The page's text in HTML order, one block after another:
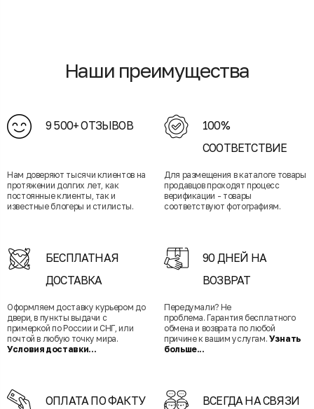
Наши преимущества
9 500+ ОТЗЫВОВ
Нам доверяют тысячи клиентов на
протяжении долгих лет, как
постоянные клиенты, так и
известные блогеры и стилисты.
100%
СООТВЕТСТВИЕ
Для размещения в каталоге товары
продавцов проходят процесс
верификации - товары
соответствуют фотографиям.
БЕСПЛАТНАЯ
ДОСТАВКА
Оформляем доставку курьером до
двери, в пункты выдачи с
примеркой по России и СНГ, или
почтой в любую точку мира.
Условия доставки...
90 ДНЕЙ НА
ВОЗВРАТ
Передумали? Не
проблема. Гарантия бесплатного
обмена и возврата по любой
причине к вашим услугам. Узнать
больше...
ОПЛАТА ПО ФАКТУ ВСЕГДА НА СВЯЗИ